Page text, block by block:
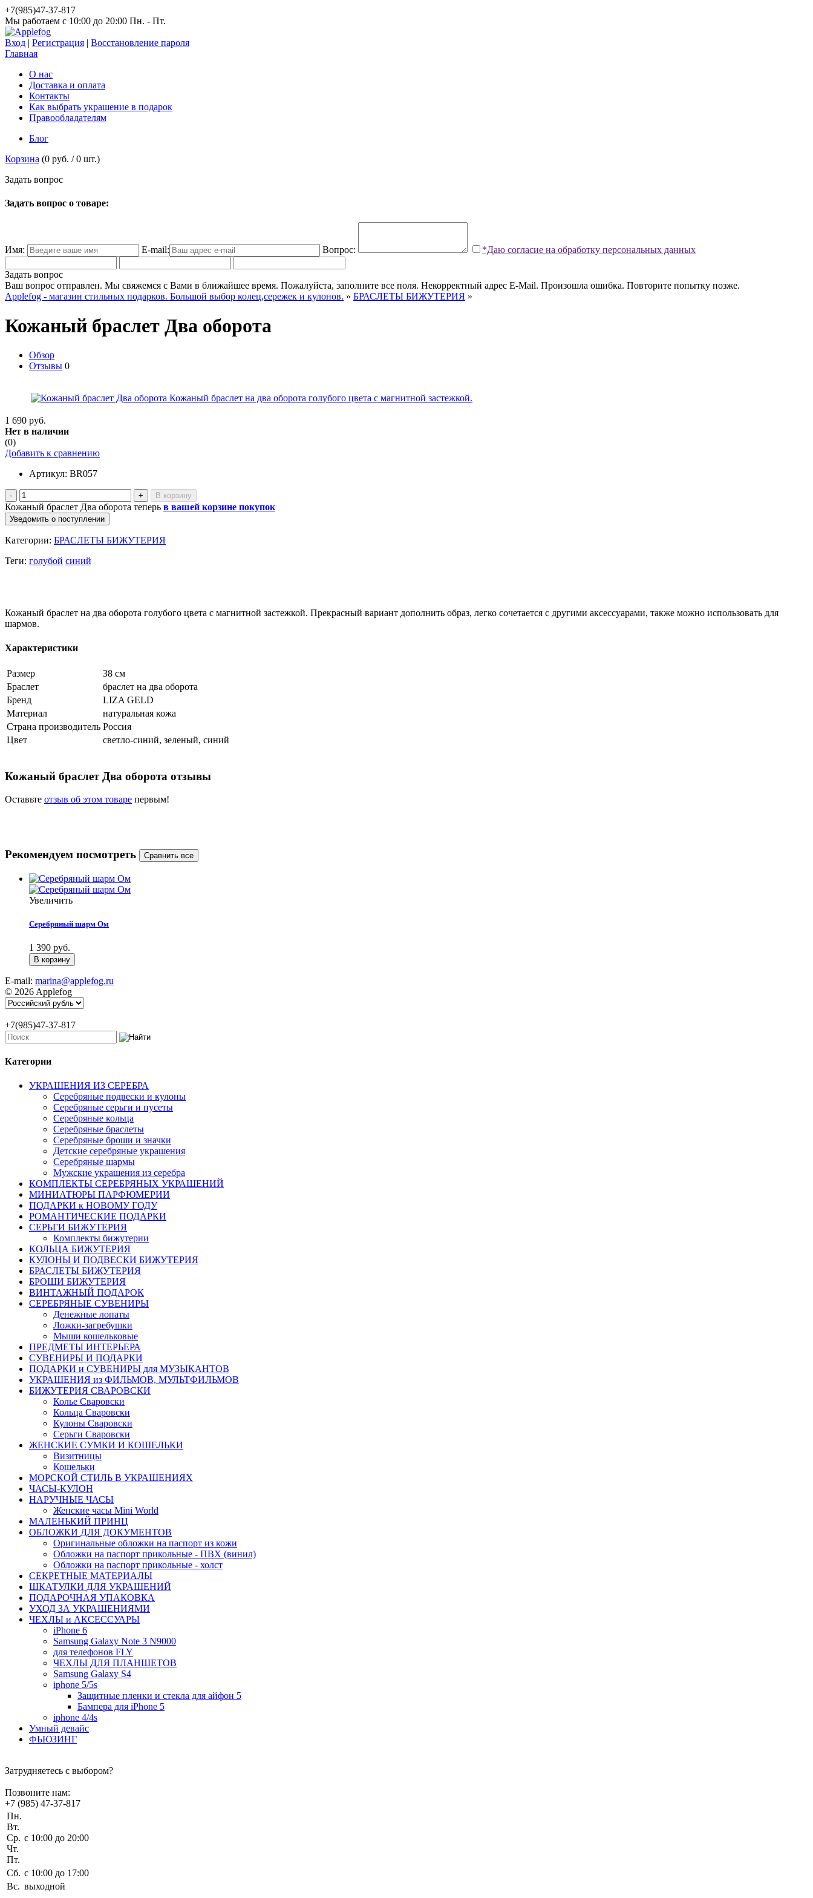
+7(985)47-37-817
Мы работаем c 10:00 до 20:00 Пн. - Пт.
Вход | Регистрация | Восстановление пароля
Главная
О нас
Доставка и оплата
Контакты
Как выбрать украшение в подарок
Правообладателям
Блог
Корзина (0 руб. /0 шт.)
Задать вопрос
Задать вопрос о товаре:
Имя: E-mail: Вопрос: *Даю согласие на обработку персональных данных
Задать вопрос
Ваш вопрос отправлен. Мы свяжемся с Вами в ближайшее время. Пожалуйста, заполните все поля. Некорректный адрес E-Mail. Произошла ошибка. Повторите попытку позже.
Applefog - магазин стильных подарков. Большой выбор колец,сережек и кулонов. » БРАСЛЕТЫ БИЖУТЕРИЯ »
Кожаный браслет Два оборота
Обзор
Отзывы 0
1 690 руб.
Нет в наличии
(0)
Добавить к сравнению
Артикул: BR057
- +
Кожаный браслет Два оборота теперь в вашей корзине покупок
Уведомить о поступлении
Категории: БРАСЛЕТЫ БИЖУТЕРИЯ
Теги: голубой синий
Кожаный браслет на два оборота голубого цвета с магнитной застежкой. Прекрасный вариант дополнить образ, легко сочетается с другими аксессуарами, также можно использовать для
шармов.
Характеристики
Размер
38 см
Браслет
браслет на два оборота
Бренд
LIZA GELD
Материал
натуральная кожа
Страна производитель Россия
Цвет
светло-синий, зеленый, синий
Кожаный браслет Два оборота отзывы
Оставьте отзыв об этом товаре первым!
Рекомендуем посмотреть
Увеличить
Серебряный шарм Ом
1 390 руб.
E-mail: marina@applefog.ru
© 2026 Applefog
+7(985)47-37-817
Категории
УКРАШЕНИЯ ИЗ СЕРЕБРА
Серебряные подвески и кулоны
Серебряные серьги и пусеты
Серебряные кольца
Серебряные браслеты
Серебряные броши и значки
Детские серебряные украшения
Серебряные шармы
Мужские украшения из серебра
КОМПЛЕКТЫ СЕРЕБРЯНЫХ УКРАШЕНИЙ
МИНИАТЮРЫ ПАРФЮМЕРИИ
ПОДАРКИ к НОВОМУ ГОДУ
РОМАНТИЧЕСКИЕ ПОДАРКИ
СЕРЬГИ БИЖУТЕРИЯ
Комплекты бижутерии
КОЛЬЦА БИЖУТЕРИЯ
КУЛОНЫ И ПОДВЕСКИ БИЖУТЕРИЯ
БРАСЛЕТЫ БИЖУТЕРИЯ
БРОШИ БИЖУТЕРИЯ
ВИНТАЖНЫЙ ПОДАРОК
СЕРЕБРЯНЫЕ СУВЕНИРЫ
Денежные лопаты
Ложки-загребушки
Мыши кошельковые
ПРЕДМЕТЫ ИНТЕРЬЕРА
СУВЕНИРЫ И ПОДАРКИ
ПОДАРКИ и СУВЕНИРЫ для МУЗЫКАНТОВ
УКРАШЕНИЯ из ФИЛЬМОВ, МУЛЬТФИЛЬМОВ
БИЖУТЕРИЯ СВАРОВСКИ
Колье Сваровски
Кольца Сваровски
Кулоны Сваровски
Серьги Сваровски
ЖЕНСКИЕ СУМКИ И КОШЕЛЬКИ
Визитницы
Кошельки
МОРСКОЙ СТИЛЬ В УКРАШЕНИЯХ
ЧАСЫ-КУЛОН
НАРУЧНЫЕ ЧАСЫ
Женские часы Mini World
МАЛЕНЬКИЙ ПРИНЦ
ОБЛОЖКИ ДЛЯ ДОКУМЕНТОВ
Оригинальные обложки на паспорт из кожи
Обложки на паспорт прикольные - ПВХ (винил)
Обложки на паспорт прикольные - холст
СЕКРЕТНЫЕ МАТЕРИАЛЫ
ШКАТУЛКИ ДЛЯ УКРАШЕНИЙ
ПОДАРОЧНАЯ УПАКОВКА
УХОД ЗА УКРАШЕНИЯМИ
ЧEХЛЫ и АКСЕССУАРЫ
iPhone 6
Samsung Galaxy Note 3 N9000
для телефонов FLY
ЧЕХЛЫ ДЛЯ ПЛАНШЕТОВ
Samsung Galaxy S4
iphone 5/5s
Защитные пленки и стекла для айфон 5
Бампера для iPhone 5
iphone 4/4s
Умный девайс
ФЬЮЗИНГ
Затрудняетесь с выбором?
Позвоните нам:
+7 (985) 47-37-817
Пн.
Вт.
Ср.
Чт.
Пт.
c 10:00 до 20:00
Сб. c 10:00 до 17:00
Вс. выходной